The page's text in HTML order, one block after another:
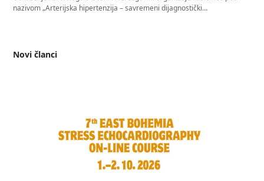
nazivom „Arterijska hipertenzija – savremeni dijagnostički…
Novi članci